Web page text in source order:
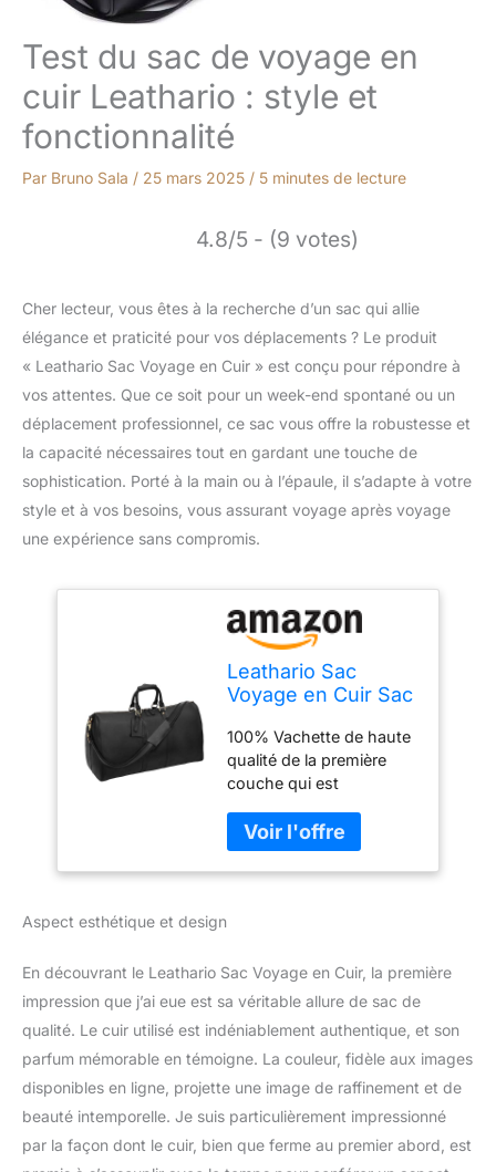
Test du sac de voyage en
cuir Leathario : style et
fonctionnalité
Par Bruno Sala / 25 mars 2025 / 5 minutes de lecture
4.8/5 - (9 votes)
Cher lecteur, vous êtes à la recherche d’un sac qui allie
élégance et praticité pour vos déplacements ? Le produit
« Leathario Sac Voyage en Cuir » est conçu pour répondre à
vos attentes. Que ce soit pour un week-end spontané ou un
déplacement professionnel, ce sac vous offre la robustesse et
la capacité nécessaires tout en gardant une touche de
sophistication. Porté à la main ou à l’épaule, il s’adapte à votre
style et à vos besoins, vous assurant voyage après voyage
une expérience sans compromis.
Leathario Sac
Voyage en Cuir Sac
Homme à Main et à
l'épaule Besace
Week-End Bagages
Cabine à Main
100% Vachette de haute
qualité de la première
couche qui est
les peaux brutes de
bétail. L'épaisseur
masquer sera coupé en
traitée dans la première
couche de vache. La
couche est la couche
inférieure après une
coupe transversale avec
revêtement en matériau
synthétique. Il n'y a
aucune différence visible
Aspect esthétique et design
En découvrant le Leathario Sac Voyage en Cuir, la première
impression que j’ai eue est sa véritable allure de sac de
qualité. Le cuir utilisé est indéniablement authentique, et son
parfum mémorable en témoigne. La couleur, fidèle aux images
disponibles en ligne, projette une image de raffinement et de
beauté intemporelle. Je suis particulièrement impressionné
par la façon dont le cuir, bien que ferme au premier abord, est